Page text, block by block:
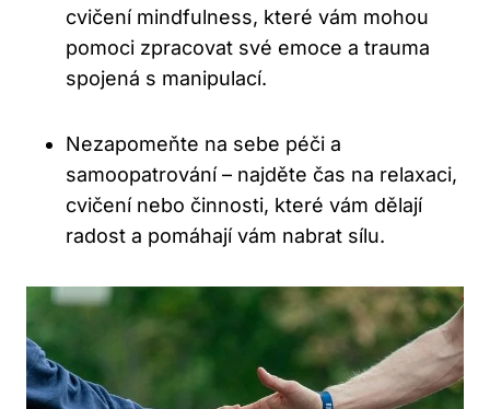
cvičení mindfulness, které vám mohou
pomoci zpracovat své emoce a trauma
spojená s manipulací.
Nezapomeňte na sebe péči a
samoopatrování – najděte čas na relaxaci,
cvičení nebo činnosti, které vám dělají
radost a pomáhají vám nabrat sílu.